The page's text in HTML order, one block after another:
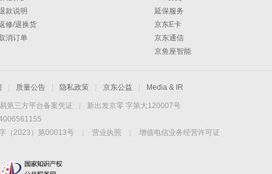
款说明
修/退换货
消订单
延保服务
京东E卡
京东通信
京鱼座智能
质量公告 隐私政策 京东公益 Media & IR
第三方平台备案凭证
新出发京零 字第大120007号
（2023）第00013号 营业执照
增值电信业务经营许可证